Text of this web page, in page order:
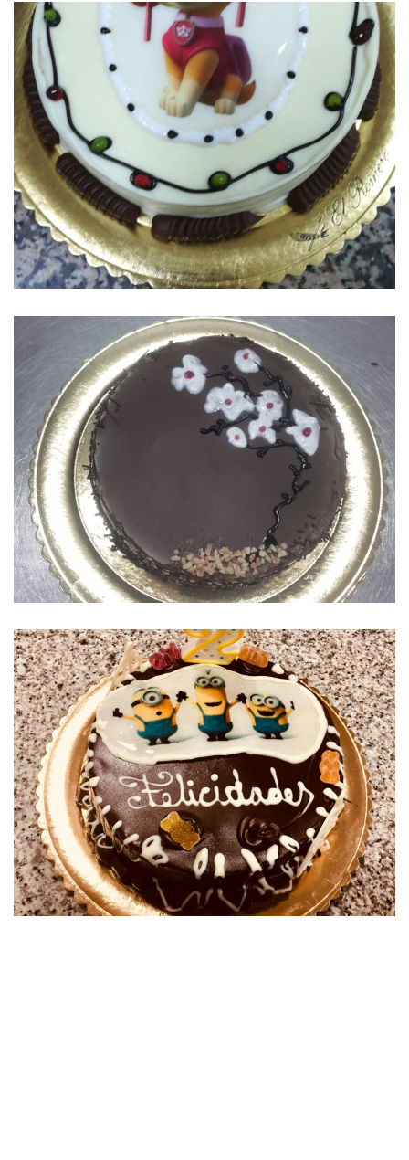
TARTA DE CUMPLEAÑOS
TARTA DE CHOCOLATE
TARTA DE CUMPLEAÑOS